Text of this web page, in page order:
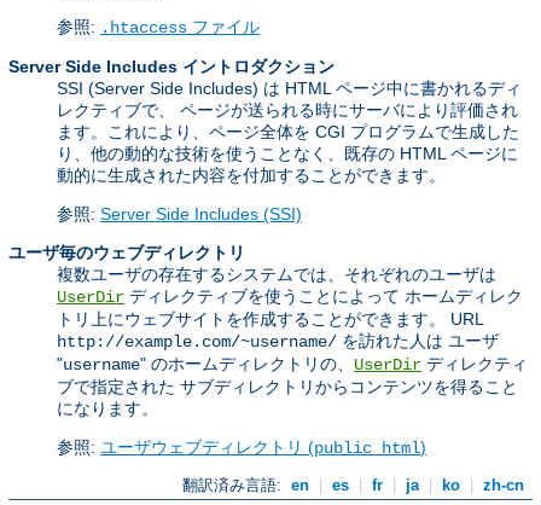
参照: .htaccess ファイル
Server Side Includes イントロダクション
SSI (Server Side Includes) は HTML ページ中に書かれるディ
レクティブで、 ページが送られる時にサーバにより評価され
ます。これにより、ページ全体を CGI プログラムで生成した
り、他の動的な技術を使うことなく、既存の HTML ページに
動的に生成された内容を付加することができます。
参照: Server Side Includes (SSI)
ユーザ毎のウェブディレクトリ
複数ユーザの存在するシステムでは、それぞれのユーザは
UserDir ディレクティブを使うことによって ホームディレク
トリ上にウェブサイトを作成することができます。 URL
http://example.com/~username/ を訪れた人は ユーザ
"username" のホームディレクトリの、 UserDir ディレクティ
ブで指定された サブディレクトリからコンテンツを得ること
になります。
参照: ユーザウェブディレクトリ (public_html)
翻訳済み言語: en es fr ja ko
zh-cn